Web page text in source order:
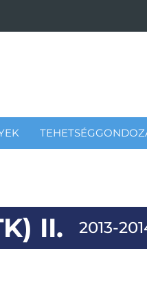
II. 2013-